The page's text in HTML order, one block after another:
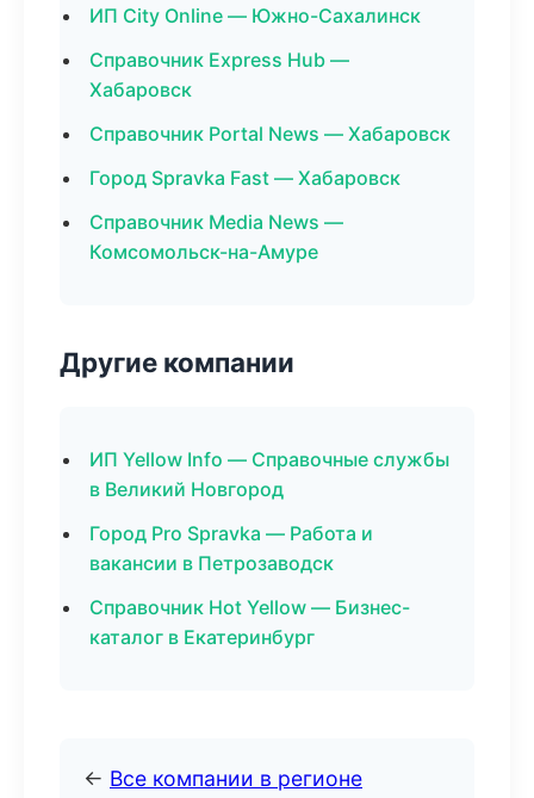
ИП City Online — Южно-Сахалинск
Справочник Express Hub —
Хабаровск
Справочник Portal News — Хабаровск
Город Spravka Fast — Хабаровск
Справочник Media News —
Комсомольск-на-Амуре
Другие компании
ИП Yellow Info — Справочные службы
в Великий Новгород
Город Pro Spravka — Работа и
вакансии в Петрозаводск
Справочник Hot Yellow — Бизнес-
каталог в Екатеринбург
← Все компании в регионе